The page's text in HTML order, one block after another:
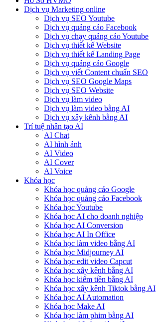
Dịch vụ Marketing online
Dịch vụ SEO Youtube
Dịch vụ quảng cáo Facebook
Dịch vụ chạy quảng cáo Youtube
Dịch vụ thiết kế Website
Dịch vụ thiết kế Landing Page
Dịch vụ quảng cáo Google
Dịch vụ viết Content chuẩn SEO
Dịch vụ SEO Google Maps
Dịch vụ SEO Website
Dịch vụ làm video
Dịch vụ làm video bằng AI
Dịch vụ xây kênh bằng AI
Trí tuệ nhân tạo AI
AI Chat
AI hình ảnh
AI Video
AI Cover
AI Voice
Khóa học
Khóa học quảng cáo Google
Khóa học quảng cáo Facebook
Khóa học Youtube
Khóa học AI cho doanh nghiệp
Khóa học AI Conversion
Khóa học AI In Office
Khóa học làm video bằng AI
Khóa học Midjourney AI
Khóa học edit video Capcut
Khóa học xây kênh bằng AI
Khóa học kiếm tiền bằng AI
Khóa học xây kênh Tiktok bằng AI
Khóa học AI Automation
Khóa học Make AI
Khóa học làm phim bằng AI